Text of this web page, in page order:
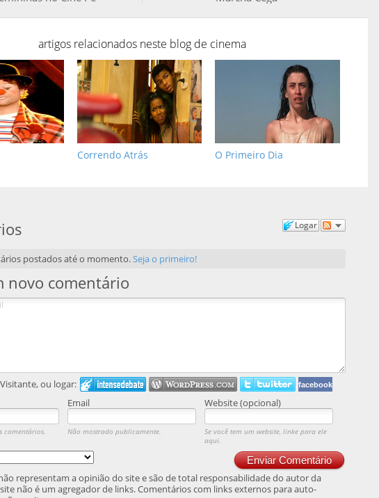
artigos relacionados neste blog de cinema
O Primeiro Dia
Correndo Atrás
Logar
postados até o momento.Seja o primeiro!
novo comentário
ou logar: facebook
Email Website (opcional)
comentários. Não mostrado publicamente.
Se você tem um website, linke para ele
aqui.
Enviar Comentário
representam a opinião do site e são de total responsabilidade do autor da
não é um agregador de links. Comentários com links externos para auto-